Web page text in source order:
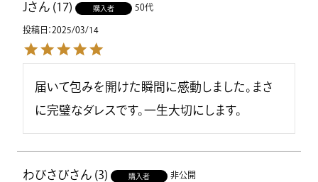
J 17 購入者 50代
投稿日 2025/03/14
届いて包みを開けた瞬間に感動しました。まさ
に完璧なダレスです。一生大切にします。
わびさび 3 購入者 非公開